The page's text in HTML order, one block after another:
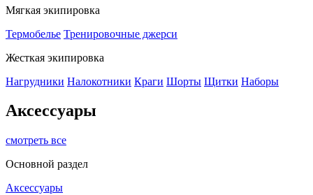
Мягкая экипировка
Термобелье Тренировочные джерси
Жесткая экипировка
Нагрудники Налокотники Краги Шорты Щитки Наборы
Аксессуары
смотреть все
Основной раздел
Аксессуары